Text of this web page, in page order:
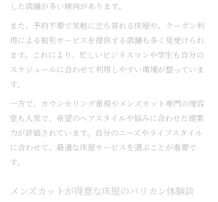
伊勢崎市の床屋でコスパ重視の選び方
安い床屋でも満足できるメンズカットとは
床屋の価格と技術を比較するポイント
バリカン対応で選ぶコスパの良い床屋
仕事帰りにも便利な伊勢崎市の床屋事情を解説
伊勢崎市で遅くまで営業する床屋の特徴
予約しやすい床屋で忙しい方も安心
床屋選びに役立つアクセス情報まとめ
した店舗が多い傾向があります。
また、予約不要で気軽に立ち寄れる床屋や、クーポン利
用による割引サービスを提供する店舗も多く見受けられ
ます。これにより、忙しいビジネスマンや学生も自分の
スケジュールに合わせて利用しやすい環境が整っていま
す。
一方で、カウンセリング重視やメンズカット専門の理容
室も人気で、希望のヘアスタイルや悩みに合わせた提案
力が評価されています。自分のニーズやライフスタイル
に合わせて、最適な床屋サービスを選ぶことが重要で
す。
メンズカットが得意な床屋のバリカン体験談